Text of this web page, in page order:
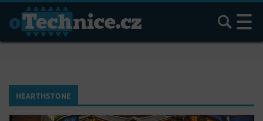
Hledat
HEARTHSTONE